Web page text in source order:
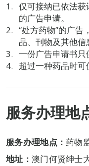
仅可接纳已依法
的广告申请。
“处方药物”的广
品、刊物及其他信
一份广告申请书只
超过一种药品时可
服务办理地
服务办理地点：药物
地址： 澳门何贤绅士